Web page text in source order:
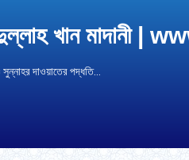
খান
দাওয়াতের পদ্ধতি…